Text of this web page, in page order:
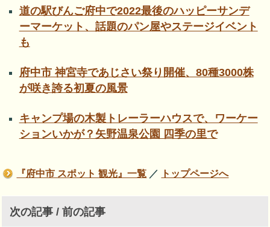
道の駅びんご府中で2022最後のハッピーサンデ
ーマーケット、話題のパン屋やステージイベント
も
府中市 神宮寺であじさい祭り開催、80種3000株
が咲き誇る初夏の風景
キャンプ場の木製トレーラーハウスで、ワーケー
ションいかが？矢野温泉公園 四季の里で
『府中市 スポット 観光』一覧 ／ トップページへ
次の記事 / 前の記事